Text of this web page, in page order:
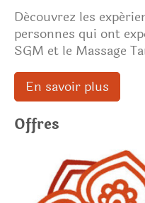
Découvrez les
personnes qui ont
SGM et le Massage
En savoir plus
Offres